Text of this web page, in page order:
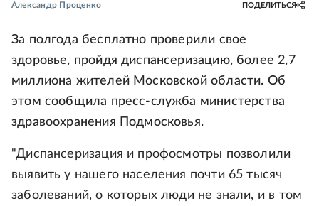
Александр Проценко ПОДЕЛИТЬСЯ
За полгода бесплатно проверили свое
здоровье, пройдя диспансеризацию, более 2,7
миллиона жителей Московской области. Об
этом сообщила пресс-служба министерства
здравоохранения Подмосковья.
"Диспансеризация и профосмотры позволили
выявить у нашего населения почти 65 тысяч
заболеваний, о которых люди не знали, и в том